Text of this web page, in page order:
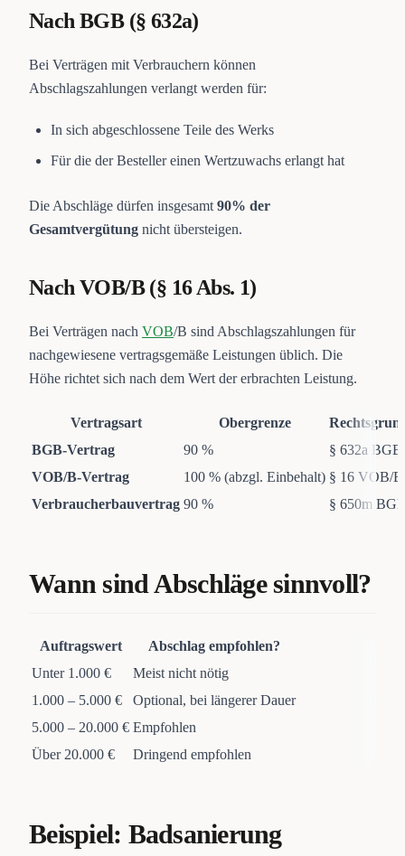
Nach BGB (§ 632a)
Bei Verträgen mit Verbrauchern können
Abschlagszahlungen verlangt werden für:
In sich abgeschlossene Teile des Werks
Für die der Besteller einen Wertzuwachs erlangt hat
Die Abschläge dürfen insgesamt 90% der
Gesamtvergütung nicht übersteigen.
Nach VOB/B (§ 16 Abs. 1)
Bei Verträgen nach VOB/B sind Abschlagszahlungen für
nachgewiesene vertragsgemäße Leistungen üblich. Die
Höhe richtet sich nach dem Wert der erbrachten Leistung.
Vertragsart Obergrenze
BGB-Vertrag
90 %
§ 632a BGB
VOB/B-Vertrag
100 % (abzgl. Einbehalt) § 16 VOB/B
Verbraucherbauvertrag 90 % § 650m
Wann sind Abschläge sinnvoll?
Auftragswert
Abschlag empfohlen?
Unter 1.000 €
Meist nicht nötig
1.000 – 5.000 €
Optional, bei längerer Dauer
5.000 – 20.000 € Empfohlen
Über 20.000 €
Dringend empfohlen
Beispiel: Badsanierung